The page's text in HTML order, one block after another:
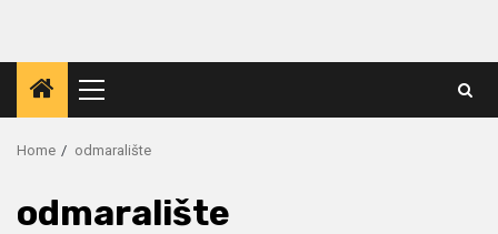
Primary
Menu
Home odmaralište
odmaralište